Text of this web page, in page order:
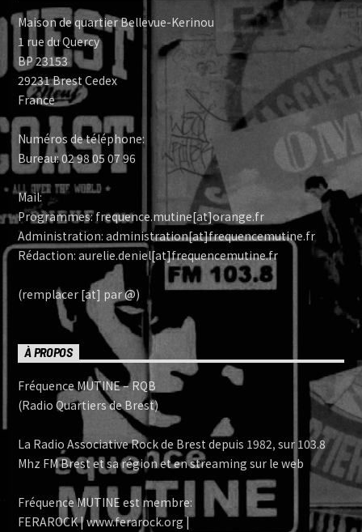
Maison de quartier Bellevue-Kerinou
1 rue du Quercy
BP 23153
29231 Brest Cedex
France
Numéros de téléphone:
Bureau: 02 98 05 07 96
Mail:
Programmes: frequence.mutine[at]orange.fr
Administration: administration[at]frequencemutine.fr
Rédaction: aurelie.deniel[at]frequencemutine.fr
(remplacer [at] par @)
À PROPOS
Fréquence MUTINE – RQB
(Radio Quartiers de Brest)
La Radio Associative Rock de Brest depuis 1982, sur 103.8
Mhz FM Brest et sa région et en streaming sur le web
Fréquence MUTINE est membre:
FERAROCK | www.ferarock.org |